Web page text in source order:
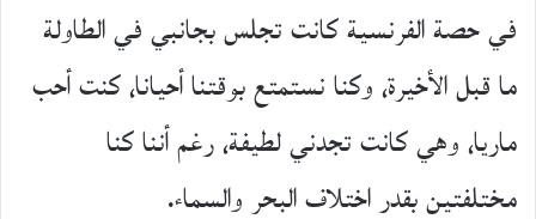
في حصة الفرنسية كانت تجلس بجانبي في الطاولة
ما قبل اﻷخيرة، وكنا نستمتع بوقتنا أحيانا، كنت أحب
ماريا، وهي كانت تجدني لطيفة، رغم أننا كنا
مختلفتين بقدر اختلاف البحر والسماء.